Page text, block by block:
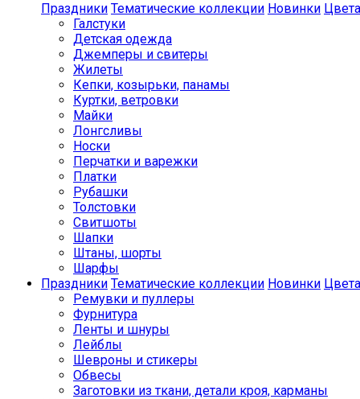
Праздники Тематические коллекции Новинки Цвета
Галстуки
Детская одежда
Джемперы и свитеры
Жилеты
Кепки, козырьки, панамы
Куртки, ветровки
Майки
Лонгсливы
Носки
Перчатки и варежки
Платки
Рубашки
Толстовки
Свитшоты
Шапки
Штаны, шорты
Шарфы
Праздники Тематические коллекции Новинки Цвета
Ремувки и пуллеры
Фурнитура
Ленты и шнуры
Лейблы
Шевроны и стикеры
Обвесы
Заготовки из ткани, детали кроя, карманы